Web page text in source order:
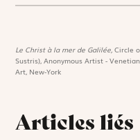
Le Christ à la mer de Galilée,Circle
Sustris), Anonymous Artist -
Art, New-York
Articles liés